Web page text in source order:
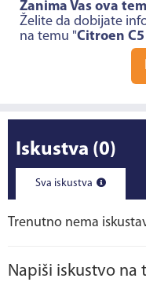
Zanima Vas ova
Želite da dobijate
na temu "Citroen
Iskustva (0)
Sva iskustva
Trenutno nema
Napiši iskustvo na